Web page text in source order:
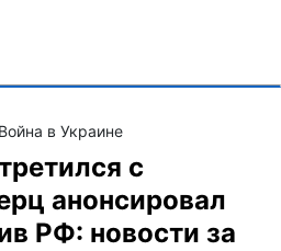
Война в Украине
с
анонсировал
РФ: новости за